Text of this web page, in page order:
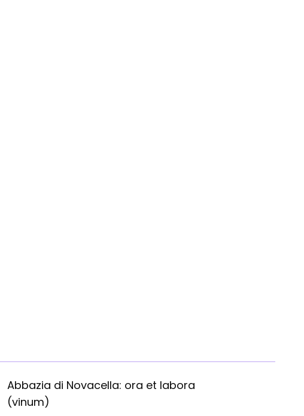
Abbazia di Novacella: ora et labora
(vinum)